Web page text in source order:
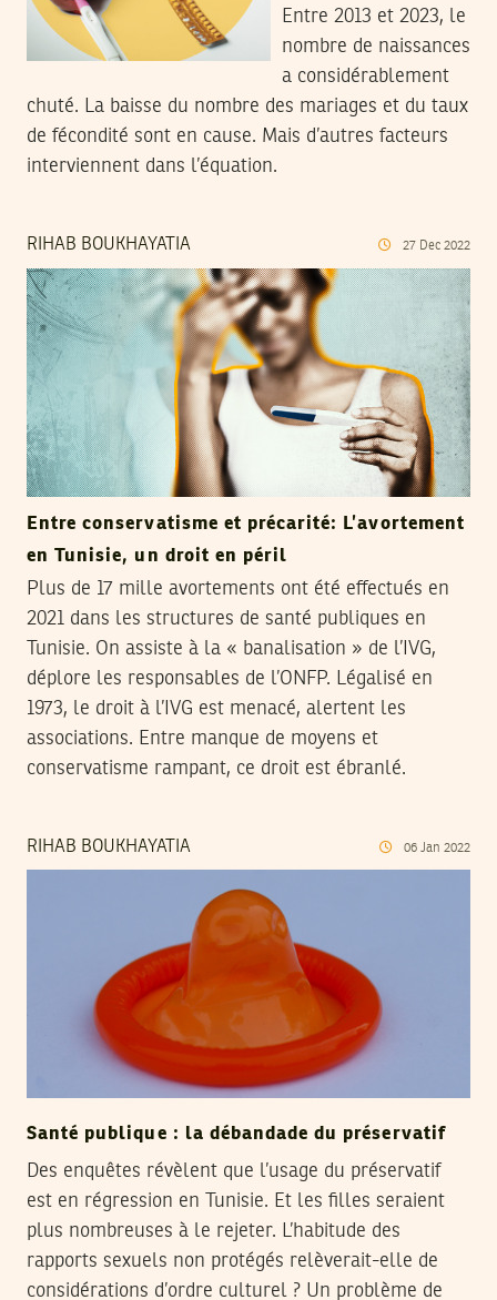
Entre 2013 et 2023, le
nombre de naissances
a considérablement
chuté. La baisse du nombre des mariages et du taux
de fécondité sont en cause. Mais d’autres facteurs
interviennent dans l’équation.
RIHAB BOUKHAYATIA 27 Dec 2022
Entre conservatisme et précarité: L’avortement
en Tunisie, un droit en péril
Plus de 17 mille avortements ont été effectués en
2021 dans les structures de santé publiques en
Tunisie. On assiste à la « banalisation » de l’IVG,
déplore les responsables de l’ONFP. Légalisé en
1973, le droit à l’IVG est menacé, alertent les
associations. Entre manque de moyens et
conservatisme rampant, ce droit est ébranlé.
RIHAB BOUKHAYATIA 06 Jan 2022
Santé publique : la débandade du préservatif
Des enquêtes révèlent que l’usage du préservatif
est en régression en Tunisie. Et les filles seraient
plus nombreuses à le rejeter. L’habitude des
rapports sexuels non protégés relèverait-elle de
considérations d’ordre culturel ? Un problème de